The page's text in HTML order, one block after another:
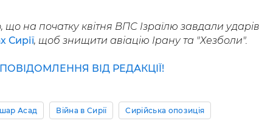
на початку квітня ВПС Ізраїлю завдали ударів
Сирії, щоб знищити авіацію Ірану та "Хезболи".
ВІД РЕДАКЦІЇ!
Асад Війна в Сирії Сирійська опозиція